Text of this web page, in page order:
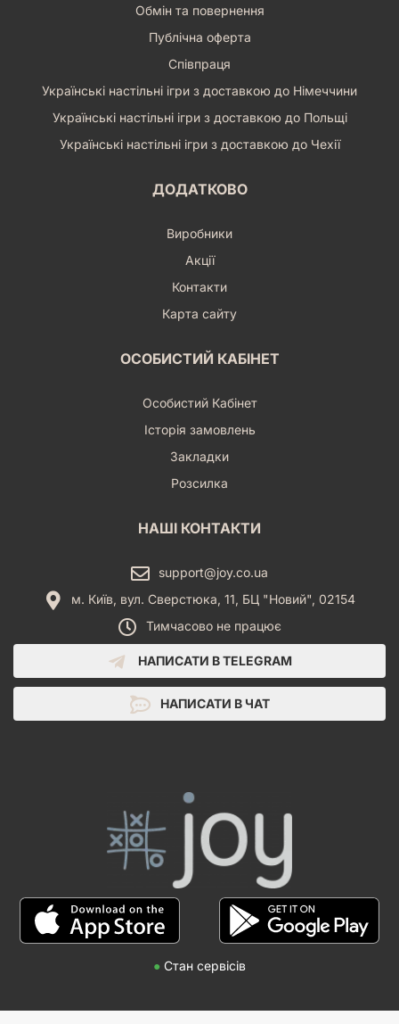
Обмін та повернення
Публічна оферта
Співпраця
Українські настільні ігри з доставкою до Німеччини
Українські настільні ігри з доставкою до Польщі
Українські настільні ігри з доставкою до Чехії
ДОДАТКОВО
Виробники
Акції
Контакти
Карта сайту
ОСОБИСТИЙ КАБІНЕТ
Особистий Кабінет
Історія замовлень
Закладки
Розсилка
НАШІ КОНТАКТИ
support@joy.co.ua
м. Київ, вул. Сверстюка, 11, БЦ "Новий", 02154
Тимчасово не працює
НАПИСАТИ В TELEGRAM
НАПИСАТИ В ЧАТ
● Стан сервісів